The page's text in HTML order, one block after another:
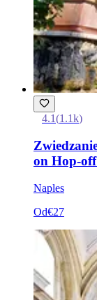
4.1(1.1k)
on Hop-
Naples
Od€27